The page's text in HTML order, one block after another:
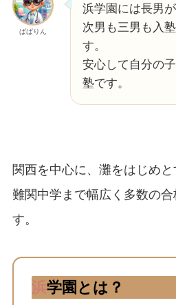
ぱぱりん
浜学園には長男
次男も三男も入
す。
安心して自分の
塾です。
関西を中心に、灘をはじめ
難関中学まで幅広く多数の
す。
浜学園とは？